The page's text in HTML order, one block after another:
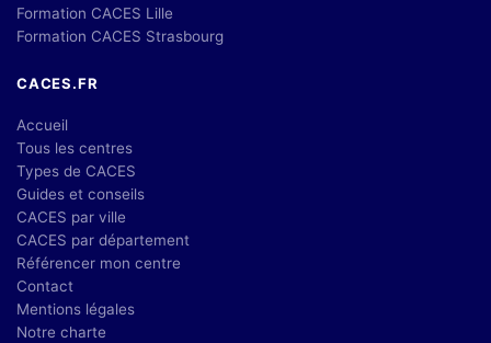
Formation CACES Lille
Formation CACES Strasbourg
CACES.FR
Accueil
Tous les centres
Types de CACES
Guides et conseils
CACES par ville
CACES par département
Référencer mon centre
Contact
Mentions légales
Notre charte